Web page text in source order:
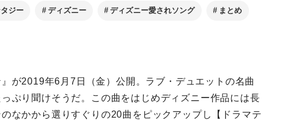
ジー ディズニー ディズニー愛されソング まとめ
が2019年6月7日（金）公開。ラブ・デュエットの名曲
ぷり聞けそうだ。この曲をはじめディズニー作品には長
なかから選りすぐりの20曲をピックアップし【ドラマテ